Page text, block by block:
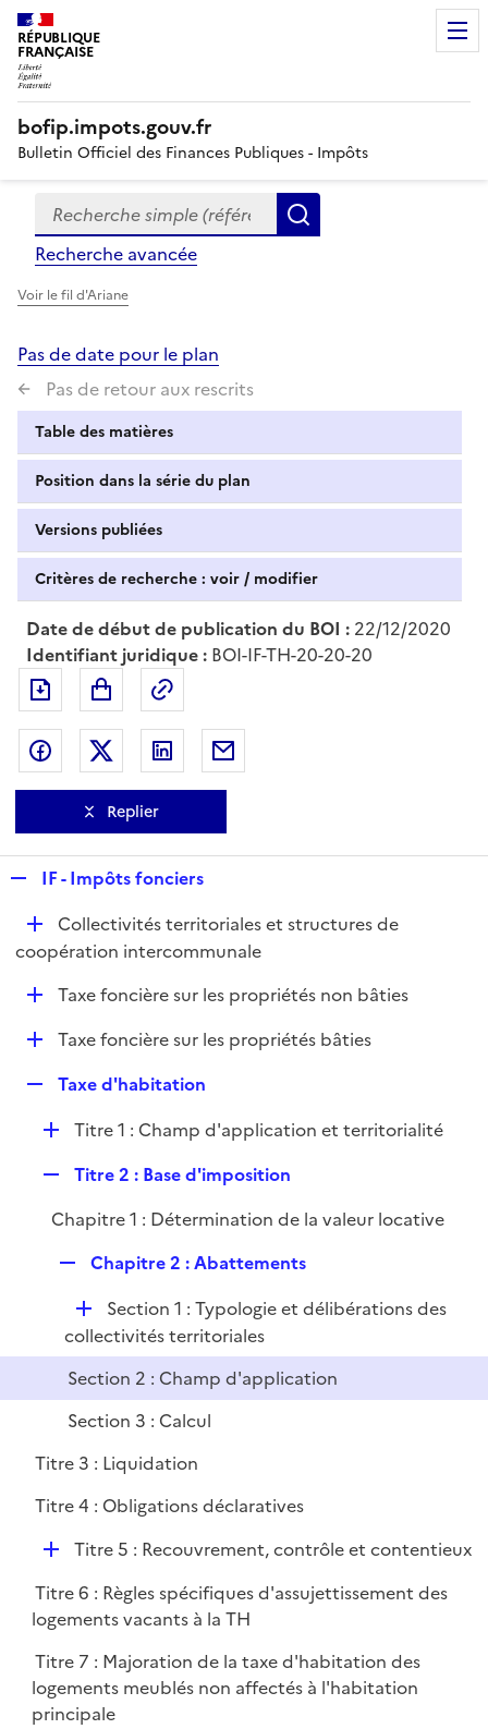
RÉPUBLIQUE
FRANÇAISE
bofip.impots.gouv.fr
Bulletin Officiel des Finances Publiques - Impôts
Formulaire
de
recherche
Recherche simple (références, mots clés, partie du
Recherche avancée
Voir le fil d'Ariane
Pas de date pour le plan
Pas de retour aux rescrits
Table des matières
Position dans la série du plan
Versions publiées
Critères de recherche : voir / modifier
Date de début de publication du BOI : 22/12/2020
Identifiant juridique : BOI-IF-TH-20-20-20
Exporter le document au format pdf
Partager sur Facebook
Partager sur Twitter
Partager sur LinkedIn
Replier
p
l
i
e
r
IF - Impôts fonciers
D
é
Collectivités territoriales et structures de
coopération intercommunale
D
e
Taxe foncière sur les propriétés non bâties
D
l
i
e
Taxe foncière sur les propriétés bâties
p
e
Taxe d'habitation
D
l
i
e
Titre 1 : Champ d'application et territorialité
p
r
Titre 2 : Base d'imposition
Chapitre 1 : Détermination de la valeur locative
p
l
e
r
Chapitre 2 : Abattements
D
é
p
l
i
r
Section 1 : Typologie et délibérations des
collectivités territoriales
Section 2 : Champ d'application
Section 3 : Calcul
Titre 3 : Liquidation
Titre 4 : Obligations déclaratives
D
p
l
i
e
r
Titre 5 : Recouvrement, contrôle et contentieux
Titre 6 : Règles spécifiques d'assujettissement des
logements vacants à la TH
Titre 7 : Majoration de la taxe d'habitation des
logements meublés non affectés à l'habitation
principale